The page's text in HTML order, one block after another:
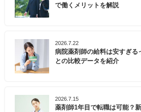
で働くメリットを解説
2026.7.22
病院薬剤師の給料は安すぎる
との比較データを紹介
2026.7.15
薬剤師1年目で転職は可能？